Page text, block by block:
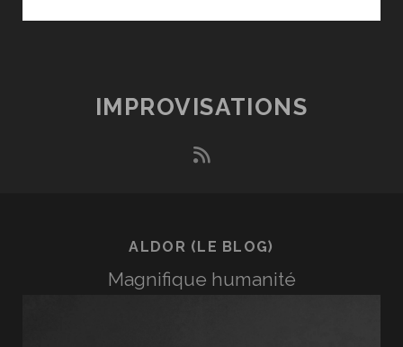
LA
IMPROVISATIONS
rss
ALDOR (LE BLOG)
Magnifique humanité